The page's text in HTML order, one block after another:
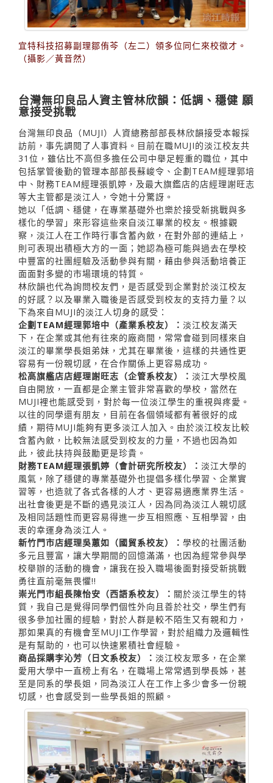
宜特科技招募副理鄒侑芩（左二）領多位同仁來校徵才。
（攝影／黃音然）
台灣無印良品人資主管林欣韻：低調、穩健 願
意接受挑戰
台灣無印良品（MUJI）人資總務部部長林欣韻接受本報採
訪前，事先調閱了人事資料。目前在職MUJI的淡江校友共
31位，雖佔比不高但多擔任公司中舉足輕重的職位，其中
包括掌管後勤的管理本部部長蘇峻令、企劃TEAM經理郭培
中、財務TEAM經理張凱婷，及最大旗鑑店的店經理謝旺志
等大主管都是淡江人，令她十分驚訝。
她以「低調、穩健，在專業基礎外也樂於接受新挑戰與多
樣化的學習」來形容這些來自淡江畢業的校友。根據觀
察，淡江人在工作時行事含蓄內斂，在對外部的連結上，
則可表現出積極大方的一面；她認為極可能與過去在學校
中豐富的社團經驗及活動參與有關，藉由參與活動培養正
面面對多變的市場環境的特質。
林欣韻也代為詢問校友們，是否感受到企業對於淡江校友
的好感？以及畢業入職後是否感受到校友的支持力量？以
下為來自MUJI的淡江人切身的感受：
企劃TEAM經理郭培中（產業系校友）： 淡江校友滿天
下，在企業或其他有往來的廠商間，常常會碰到同樣來自
淡江的畢業學長姐弟妹，尤其在畢業後，這樣的共通性更
容易有一份親切感，在合作關係上更容易成功。
松高旗艦店店經理謝旺志（企管系校友）： 淡江大學校風
自由開放，一直都是企業主管非常喜歡的學校，當然在
MUJI裡也能感受到，對於每一位淡江學生的重視與疼愛。
以往的同學還有朋友，目前在各個領域都有著很好的成
績，期待MUJI能夠有更多淡江人加入。由於淡江校友比較
含蓄內斂，比較無法感受到校友的力量，不過也因為如
此，彼此扶持與鼓勵更是珍貴。
財務TEAM經理張凱婷（會計研究所校友）： 淡江大學的
風氣，除了穩健的專業基礎外也提倡多樣化學習、企業實
習等，也造就了各式各樣的人才、更容易適應業界生活。
出社會後更是不斷的遇見淡江人，因為同為淡江人親切感
及相同話題性而更容易得進一步互相照應、互相學習，由
衷的幸運身為淡江人。
新竹門市店經理吳蕙如（國貿系校友）： 學校的社團活動
多元且豐富，讓大學期間的回憶滿滿，也因為經常參與學
校舉辦的活動的機會，讓我在投入職場後面對接受新挑戰
勇往直前毫無畏懼!!
崇光門市組長陳怡安（西語系校友）： 關於淡江學生的特
質，我自己是覺得同學們個性外向且善於社交，學生們有
很多參加社團的經驗，對於人群是較不陌生又有親和力，
那如果真的有機會至MUJI工作學習，對於組織力及邏輯性
是有幫助的，也可以快速累積社會經驗。
商品採購李沁芳（日文系校友）： 淡江校友眾多，在企業
愛用大學中一直榜上有名，在職場上常常遇到學長姊，甚
至是同系的學長姐，同為淡江人在工作上多少會多一份親
切感，也會感受到一些學長姐的照顧。